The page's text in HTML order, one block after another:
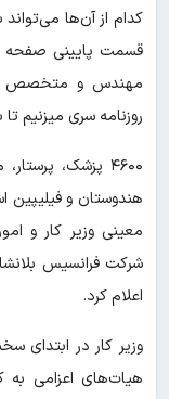
کدام از آن‌ها
مهندس و متخصص
روزنامه سری میزنیم تا
۴۶۰۰ پزشک،
هندوستان و فیلیپین
معینی وزیر کار و
شرکت فرانسیس
اعلام کرد.
وزیر کار در ابتدای
هیات‌های اعزامی به